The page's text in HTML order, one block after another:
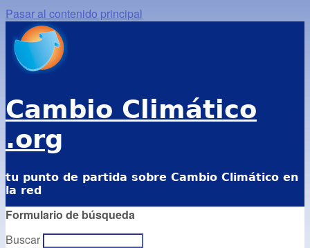
Pasar al contenido principal
Cambio Climático
.org
tu punto de partida sobre Cambio Climático en
la red
Formulario de búsqueda
Buscar